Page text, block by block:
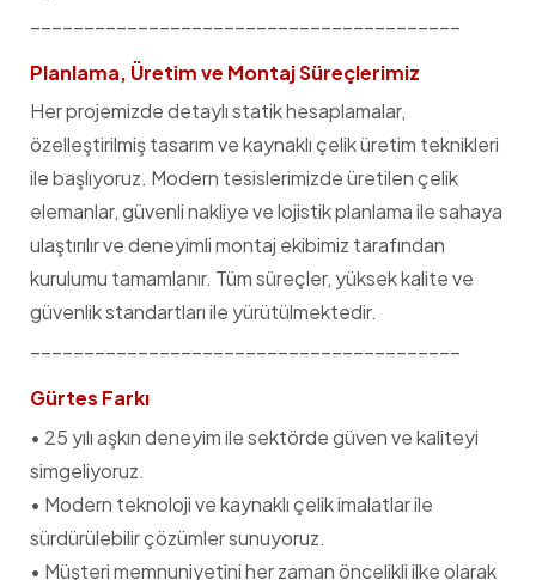
Planlama, Üretim ve Montaj Süreçlerimiz
Her projemizde detaylı statik hesaplamalar,
özelleştirilmiş tasarım ve kaynaklı çelik üretim teknikleri
ile başlıyoruz. Modern tesislerimizde üretilen çelik
elemanlar, güvenli nakliye ve lojistik planlama ile sahaya
ulaştırılır ve deneyimli montaj ekibimiz tarafından
kurulumu tamamlanır. Tüm süreçler, yüksek kalite ve
güvenlik standartları ile yürütülmektedir.
Gürtes Farkı
• 25 yılı aşkın deneyim ile sektörde güven ve kaliteyi
simgeliyoruz.
• Modern teknoloji ve kaynaklı çelik imalatlar ile
sürdürülebilir çözümler sunuyoruz.
• Müşteri memnuniyetini her zaman öncelikli ilke olarak